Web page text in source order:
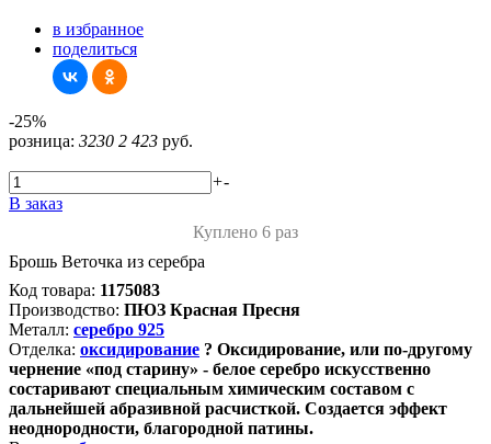
в избранное
поделиться
-25%
розница: 3230 2 423 руб.
+-
В заказ
Куплено 6 раз
Брошь Веточка из серебра
Код товара: 1175083
Производство: ПЮЗ Красная Пресня
Металл: серебро 925
Отделка: оксидирование ? Оксидирование, или по-другому
чернение «под старину» - белое серебро искусственно
состаривают специальным химическим составом с
дальнейшей абразивной расчисткой. Создается эффект
неоднородности, благородной патины.